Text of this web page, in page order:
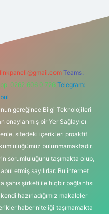
Teams:
0262 606 0 726 Telegram:
gereğince Bilgi Teknolojileri
onaylanmış bir Yer Sağlayıcı
sitedeki içerikleri proaktif
bulunmamaktadır.
sorumluluğunu taşımakta olup,
etmiş sayılırlar. Bu internet
şirketi ile hiçbir bağlantısı
hazırladığımız makaleler
haber niteliği taşımamakta